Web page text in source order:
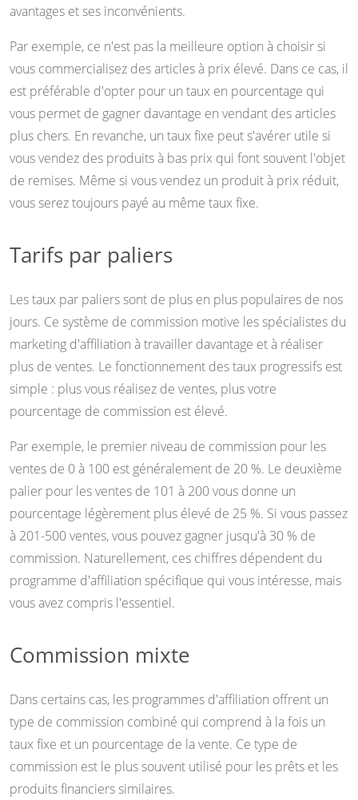
avantages et ses inconvénients.
Par exemple, ce n'est pas la meilleure option à choisir si
vous commercialisez des articles à prix élevé. Dans ce cas, il
est préférable d'opter pour un taux en pourcentage qui
vous permet de gagner davantage en vendant des articles
plus chers. En revanche, un taux fixe peut s'avérer utile si
vous vendez des produits à bas prix qui font souvent l'objet
de remises. Même si vous vendez un produit à prix réduit,
vous serez toujours payé au même taux fixe.
Tarifs par paliers
Les taux par paliers sont de plus en plus populaires de nos
jours. Ce système de commission motive les spécialistes du
marketing d'affiliation à travailler davantage et à réaliser
plus de ventes. Le fonctionnement des taux progressifs est
simple : plus vous réalisez de ventes, plus votre
pourcentage de commission est élevé.
Par exemple, le premier niveau de commission pour les
ventes de 0 à 100 est généralement de 20 %. Le deuxième
palier pour les ventes de 101 à 200 vous donne un
pourcentage légèrement plus élevé de 25 %. Si vous passez
à 201-500 ventes, vous pouvez gagner jusqu'à 30 % de
commission. Naturellement, ces chiffres dépendent du
programme d'affiliation spécifique qui vous intéresse, mais
vous avez compris l'essentiel.
Commission mixte
Dans certains cas, les programmes d'affiliation offrent un
type de commission combiné qui comprend à la fois un
taux fixe et un pourcentage de la vente. Ce type de
commission est le plus souvent utilisé pour les prêts et les
produits financiers similaires.